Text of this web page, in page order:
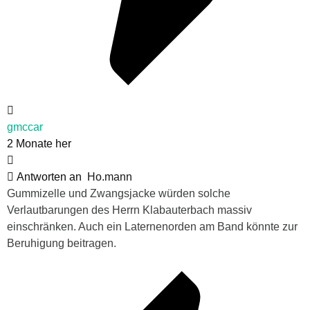
gmccar
2 Monate her
Antworten an
Ho.mann
Gummizelle und Zwangsjacke würden solche
Verlautbarungen des Herrn Klabauterbach massiv
einschränken. Auch ein Laternenorden am Band könnte zur
Beruhigung beitragen.